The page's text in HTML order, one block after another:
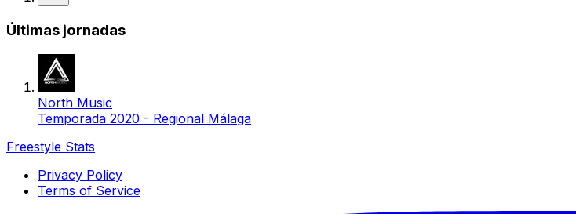
Últimas jornadas
North Music
Temporada 2020 - Regional Málaga
Freestyle Stats
Privacy Policy
Terms of Service